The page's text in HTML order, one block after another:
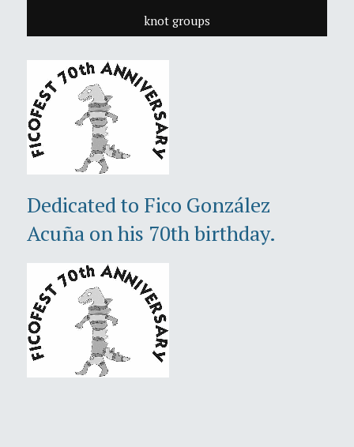
knot groups
Dedicated to Fico González
Acuña on his 70th birthday.